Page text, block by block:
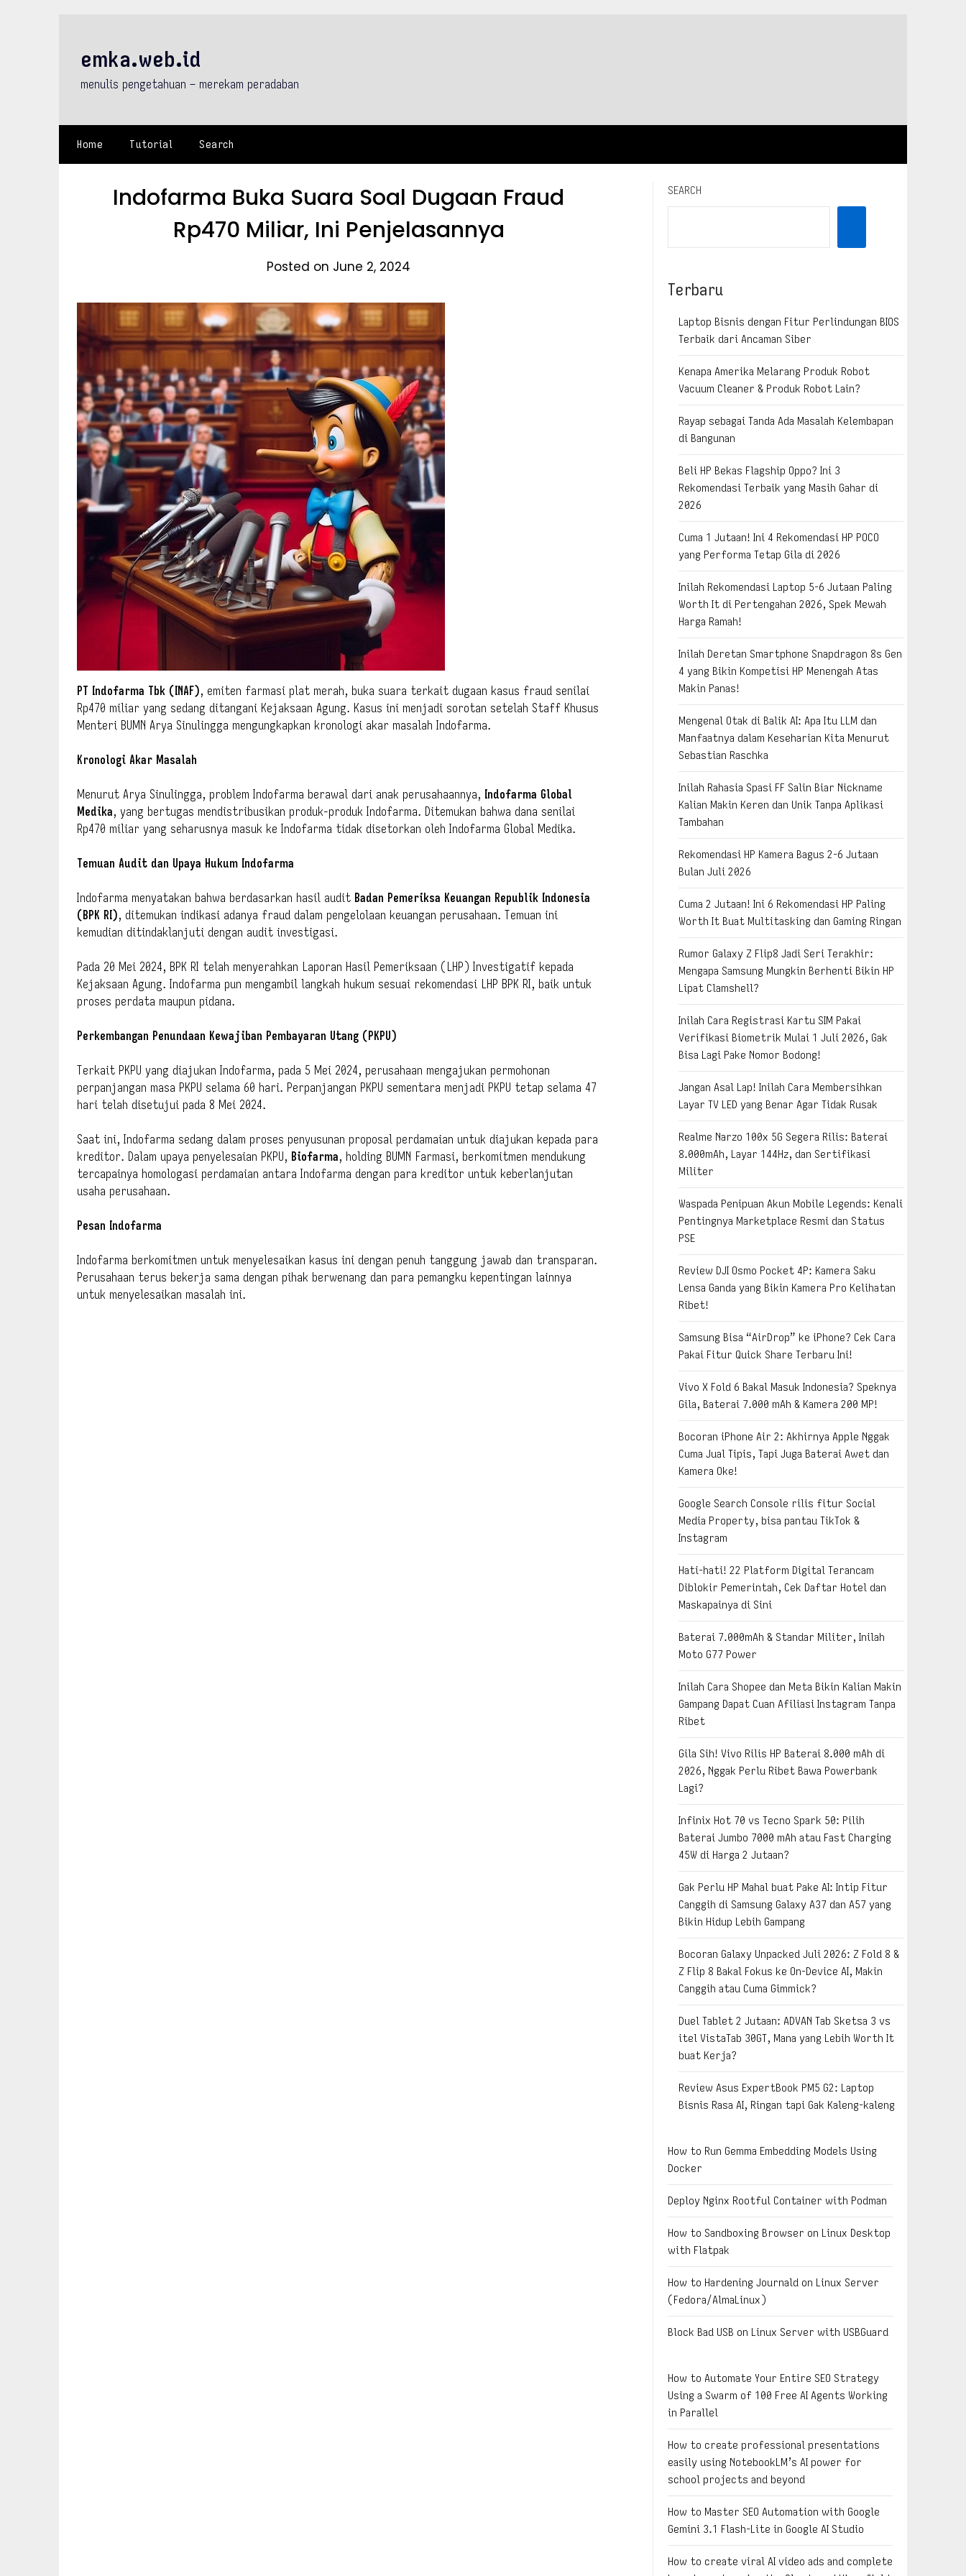
emka.web.id
menulis pengetahuan – merekam peradaban
Home Tutorial Search
Indofarma Buka Suara Soal Dugaan Fraud
Rp470 Miliar, Ini Penjelasannya
Posted on June 2, 2024
PT Indofarma Tbk (INAF), emiten farmasi plat merah, buka suara terkait dugaan kasus fraud senilai
Rp470 miliar yang sedang ditangani Kejaksaan Agung. Kasus ini menjadi sorotan setelah Staff Khusus
Menteri BUMN Arya Sinulingga mengungkapkan kronologi akar masalah Indofarma.
Kronologi Akar Masalah
Menurut Arya Sinulingga, problem Indofarma berawal dari anak perusahaannya, Indofarma Global
Medika, yang bertugas mendistribusikan produk-produk Indofarma. Ditemukan bahwa dana senilai
Rp470 miliar yang seharusnya masuk ke Indofarma tidak disetorkan oleh Indofarma Global Medika.
Temuan Audit dan Upaya Hukum Indofarma
Indofarma menyatakan bahwa berdasarkan hasil audit Badan Pemeriksa Keuangan Republik Indonesia
(BPK RI), ditemukan indikasi adanya fraud dalam pengelolaan keuangan perusahaan. Temuan ini
kemudian ditindaklanjuti dengan audit investigasi.
Pada 20 Mei 2024, BPK RI telah menyerahkan Laporan Hasil Pemeriksaan (LHP) Investigatif kepada
Kejaksaan Agung. Indofarma pun mengambil langkah hukum sesuai rekomendasi LHP BPK RI, baik untuk
proses perdata maupun pidana.
Perkembangan Penundaan Kewajiban Pembayaran Utang (PKPU)
Terkait PKPU yang diajukan Indofarma, pada 5 Mei 2024, perusahaan mengajukan permohonan
perpanjangan masa PKPU selama 60 hari. Perpanjangan PKPU sementara menjadi PKPU tetap selama 47
hari telah disetujui pada 8 Mei 2024.
Saat ini, Indofarma sedang dalam proses penyusunan proposal perdamaian untuk diajukan kepada para
kreditor. Dalam upaya penyelesaian PKPU, Biofarma, holding BUMN Farmasi, berkomitmen mendukung
tercapainya homologasi perdamaian antara Indofarma dengan para kreditor untuk keberlanjutan
usaha perusahaan.
Pesan Indofarma
Indofarma berkomitmen untuk menyelesaikan kasus ini dengan penuh tanggung jawab dan transparan.
Perusahaan terus bekerja sama dengan pihak berwenang dan para pemangku kepentingan lainnya
untuk menyelesaikan masalah ini.
SEARCH
Terbaru
Laptop Bisnis dengan Fitur Perlindungan BIOS
Terbaik dari Ancaman Siber
Kenapa Amerika Melarang Produk Robot
Vacuum Cleaner & Produk Robot Lain?
Rayap sebagai Tanda Ada Masalah Kelembapan
di Bangunan
Beli HP Bekas Flagship Oppo? Ini 3
Rekomendasi Terbaik yang Masih Gahar di
2026
Cuma 1 Jutaan! Ini 4 Rekomendasi HP POCO
yang Performa Tetap Gila di 2026
Inilah Rekomendasi Laptop 5-6 Jutaan Paling
Worth It di Pertengahan 2026, Spek Mewah
Harga Ramah!
Inilah Deretan Smartphone Snapdragon 8s Gen
4 yang Bikin Kompetisi HP Menengah Atas
Makin Panas!
Mengenal Otak di Balik AI: Apa Itu LLM dan
Manfaatnya dalam Keseharian Kita Menurut
Sebastian Raschka
Inilah Rahasia Spasi FF Salin Biar Nickname
Kalian Makin Keren dan Unik Tanpa Aplikasi
Tambahan
Rekomendasi HP Kamera Bagus 2-6 Jutaan
Bulan Juli 2026
Cuma 2 Jutaan! Ini 6 Rekomendasi HP Paling
Worth It Buat Multitasking dan Gaming Ringan
Rumor Galaxy Z Flip8 Jadi Seri Terakhir:
Mengapa Samsung Mungkin Berhenti Bikin HP
Lipat Clamshell?
Inilah Cara Registrasi Kartu SIM Pakai
Verifikasi Biometrik Mulai 1 Juli 2026, Gak
Bisa Lagi Pake Nomor Bodong!
Jangan Asal Lap! Inilah Cara Membersihkan
Layar TV LED yang Benar Agar Tidak Rusak
Realme Narzo 100x 5G Segera Rilis: Baterai
8.000mAh, Layar 144Hz, dan Sertifikasi
Militer
Waspada Penipuan Akun Mobile Legends: Kenali
Pentingnya Marketplace Resmi dan Status
PSE
Review DJI Osmo Pocket 4P: Kamera Saku
Lensa Ganda yang Bikin Kamera Pro Kelihatan
Ribet!
Samsung Bisa “AirDrop” ke iPhone? Cek Cara
Pakai Fitur Quick Share Terbaru Ini!
Vivo X Fold 6 Bakal Masuk Indonesia? Speknya
Gila, Baterai 7.000 mAh & Kamera 200 MP!
Bocoran iPhone Air 2: Akhirnya Apple Nggak
Cuma Jual Tipis, Tapi Juga Baterai Awet dan
Kamera Oke!
Google Search Console rilis fitur Social
Media Property, bisa pantau TikTok &
Instagram
Hati-hati! 22 Platform Digital Terancam
Diblokir Pemerintah, Cek Daftar Hotel dan
Maskapainya di Sini
Baterai 7.000mAh & Standar Militer, Inilah
Moto G77 Power
Inilah Cara Shopee dan Meta Bikin Kalian Makin
Gampang Dapat Cuan Afiliasi Instagram Tanpa
Ribet
Gila Sih! Vivo Rilis HP Baterai 8.000 mAh di
2026, Nggak Perlu Ribet Bawa Powerbank
Lagi?
Infinix Hot 70 vs Tecno Spark 50: Pilih
Baterai Jumbo 7000 mAh atau Fast Charging
45W di Harga 2 Jutaan?
Gak Perlu HP Mahal buat Pake AI: Intip Fitur
Canggih di Samsung Galaxy A37 dan A57 yang
Bikin Hidup Lebih Gampang
Bocoran Galaxy Unpacked Juli 2026: Z Fold 8 &
Z Flip 8 Bakal Fokus ke On-Device AI, Makin
Canggih atau Cuma Gimmick?
Duel Tablet 2 Jutaan: ADVAN Tab Sketsa 3 vs
itel VistaTab 30GT, Mana yang Lebih Worth It
buat Kerja?
Review Asus ExpertBook PM5 G2: Laptop
Bisnis Rasa AI, Ringan tapi Gak Kaleng-kaleng
How to Run Gemma Embedding Models Using
Docker
Deploy Nginx Rootful Container with Podman
How to Sandboxing Browser on Linux Desktop
with Flatpak
How to Hardening Journald on Linux Server
(Fedora/AlmaLinux)
Block Bad USB on Linux Server with USBGuard
How to Automate Your Entire SEO Strategy
Using a Swarm of 100 Free AI Agents Working
in Parallel
How to create professional presentations
easily using NotebookLM’s AI power for
school projects and beyond
How to Master SEO Automation with Google
Gemini 3.1 Flash-Lite in Google AI Studio
How to create viral AI video ads and complete